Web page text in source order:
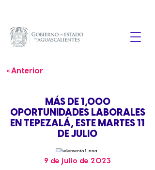
« Anterior
MÁS DE 1,000
OPORTUNIDADES LABORALES
EN TEPEZALÁ, ESTE MARTES 11
DE JULIO
9 de julio de 2023